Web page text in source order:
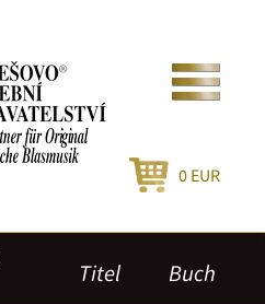
0 EUR
Titel Buch